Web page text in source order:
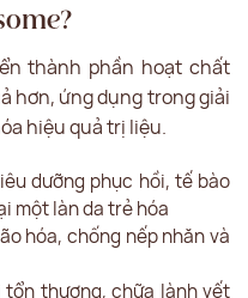
thành phần hoạt chất
hơn, ứng dụng trong giải
hiệu quả trị liệu.
dưỡng phục hồi, tế bào
một làn da trẻ hóa
hóa, chống nếp nhăn và
tổn thương, chữa lành vết